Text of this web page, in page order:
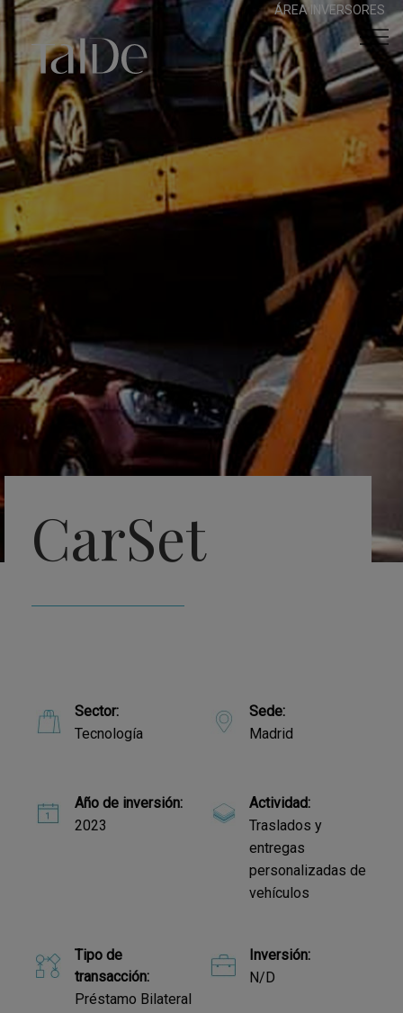
ÁREA INVERSORES
CarSet
Sector:
Tecnología
Sede:
Madrid
Año de inversión:
2023
Actividad:
Traslados y
entregas
personalizadas de
vehículos
Tipo de
transacción:
Préstamo Bilateral
Inversión:
N/D